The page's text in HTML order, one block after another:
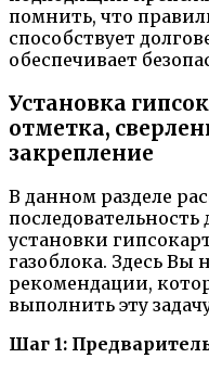
помнить, что
способствует
обеспечивает
Установка
отметка,
закрепление
В данном разделе
установки
газоблока. Здесь
рекомендации,
выполнить эту
Шаг 1: